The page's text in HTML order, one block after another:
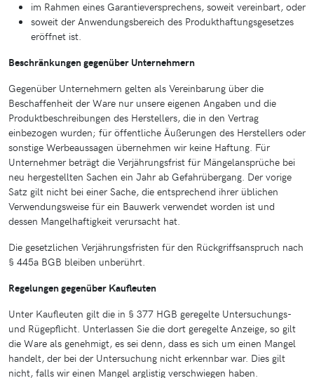
im Rahmen eines Garantieversprechens, soweit vereinbart, oder
soweit der Anwendungsbereich des Produkthaftungsgesetzes
eröffnet ist.
Beschränkungen gegenüber Unternehmern
Gegenüber Unternehmern gelten als Vereinbarung über die
Beschaffenheit der Ware nur unsere eigenen Angaben und die
Produktbeschreibungen des Herstellers, die in den Vertrag
einbezogen wurden; für öffentliche Äußerungen des Herstellers oder
sonstige Werbeaussagen übernehmen wir keine Haftung. Für
Unternehmer beträgt die Verjährungsfrist für Mängelansprüche bei
neu hergestellten Sachen ein Jahr ab Gefahrübergang. Der vorige
Satz gilt nicht bei einer Sache, die entsprechend ihrer üblichen
Verwendungsweise für ein Bauwerk verwendet worden ist und
dessen Mangelhaftigkeit verursacht hat.
Die gesetzlichen Verjährungsfristen für den Rückgriffsanspruch nach
§ 445a BGB bleiben unberührt.
Regelungen gegenüber Kaufleuten
Unter Kaufleuten gilt die in § 377 HGB geregelte Untersuchungs-
und Rügepflicht. Unterlassen Sie die dort geregelte Anzeige, so gilt
die Ware als genehmigt, es sei denn, dass es sich um einen Mangel
handelt, der bei der Untersuchung nicht erkennbar war. Dies gilt
nicht, falls wir einen Mangel arglistig verschwiegen haben.